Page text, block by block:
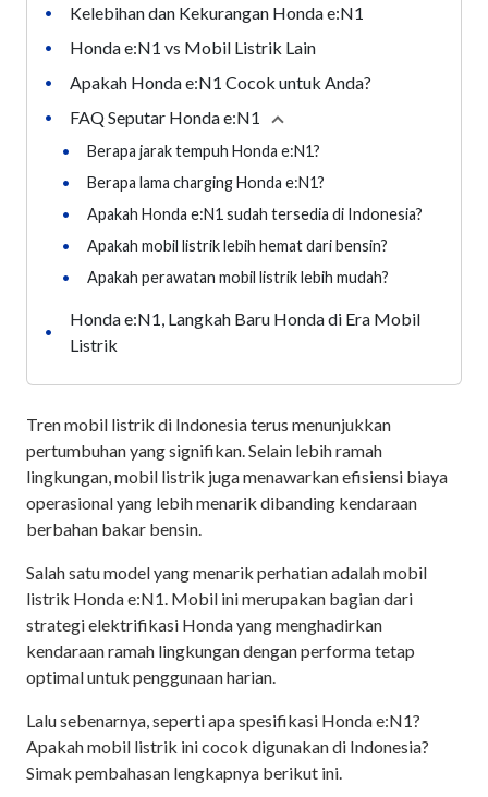
• Kelebihan dan Kekurangan Honda e:N1
• Honda e:N1 vs Mobil Listrik Lain
• Apakah Honda e:N1 Cocok untuk Anda?
• FAQ Seputar Honda e:N1 Collapse
•
Berapa jarak tempuh Honda e:N1?
•
Berapa lama charging Honda e:N1?
•
Apakah Honda e:N1 sudah tersedia di Indonesia?
•
Apakah mobil listrik lebih hemat dari bensin?
•
Apakah perawatan mobil listrik lebih mudah?
•
Honda e:N1, Langkah Baru Honda di Era Mobil
Listrik
Tren mobil listrik di Indonesia terus menunjukkan
pertumbuhan yang signifikan. Selain lebih ramah
lingkungan, mobil listrik juga menawarkan efisiensi biaya
operasional yang lebih menarik dibanding kendaraan
berbahan bakar bensin.
Salah satu model yang menarik perhatian adalah mobil
listrik Honda e:N1. Mobil ini merupakan bagian dari
strategi elektrifikasi Honda yang menghadirkan
kendaraan ramah lingkungan dengan performa tetap
optimal untuk penggunaan harian.
Lalu sebenarnya, seperti apa spesifikasi Honda e:N1?
Apakah mobil listrik ini cocok digunakan di Indonesia?
Simak pembahasan lengkapnya berikut ini.